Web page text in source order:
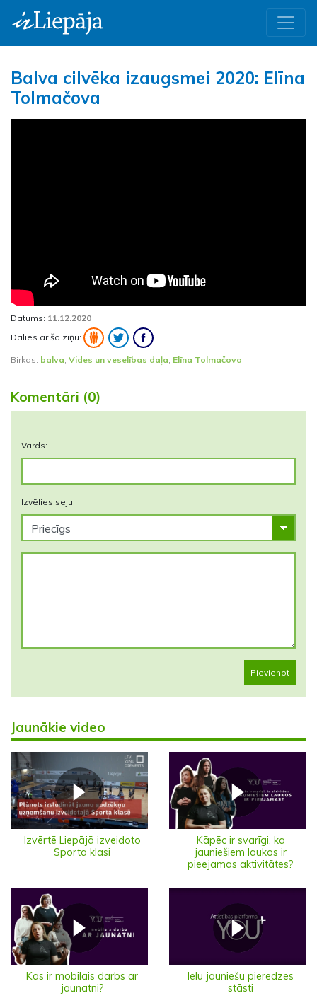
Balva cilvēka izaugsmei 2020: Elīna
Tolmačova
Datums: 11.12.2020
Dalies ar šo ziņu:
Birkas: balva Vides un veselības daļa Elīna Tolmačova
Komentāri (0)
Vārds:
Izvēlies seju:
Pievienot
Jaunākie video
Izvērtē Liepājā izveidoto
Sporta klasi
Kāpēc ir svarīgi, ka
jauniešiem laukos ir
pieejamas aktivitātes?
Kas ir mobilais darbs ar
jaunatni?
Ielu jauniešu pieredzes
stāsti